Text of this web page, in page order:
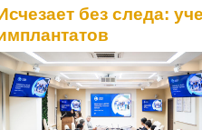
без следа: